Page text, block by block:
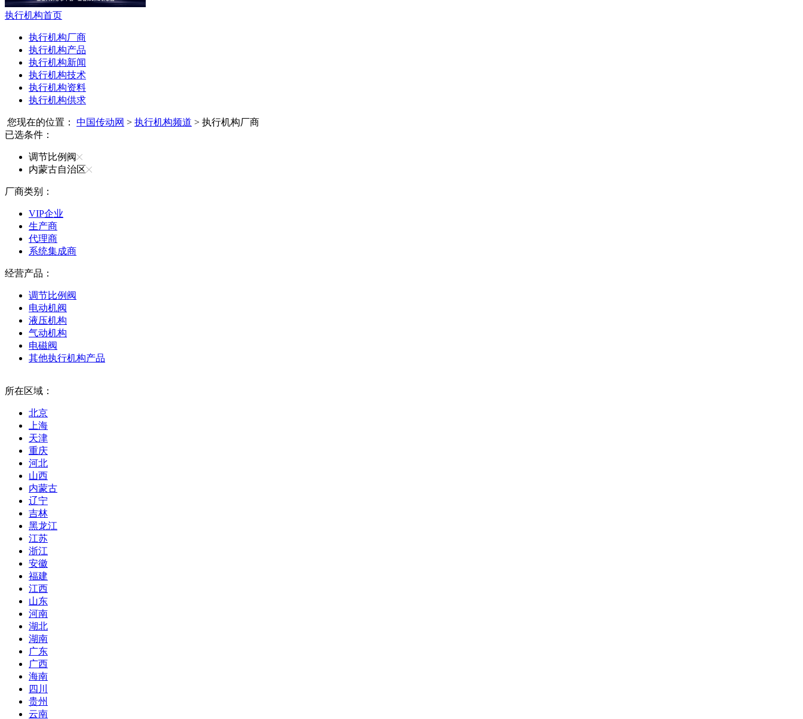
执行机构首页
执行机构厂商
执行机构产品
执行机构新闻
执行机构技术
执行机构资料
执行机构供求
您现在的位置： 中国传动网 > 执行机构频道 > 执行机构厂商
已选条件：
调节比例阀
内蒙古自治区
厂商类别：
VIP企业
生产商
代理商
系统集成商
经营产品：
调节比例阀
电动机阀
液压机构
气动机构
电磁阀
其他执行机构产品
所在区域：
北京
上海
天津
重庆
河北
山西
内蒙古
辽宁
吉林
黑龙江
江苏
浙江
安徽
福建
江西
山东
河南
湖北
湖南
广东
广西
海南
四川
贵州
云南